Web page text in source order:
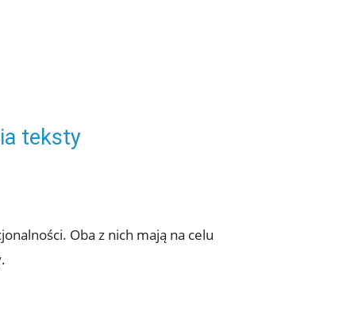
teksty
Oba z nich mają na celu